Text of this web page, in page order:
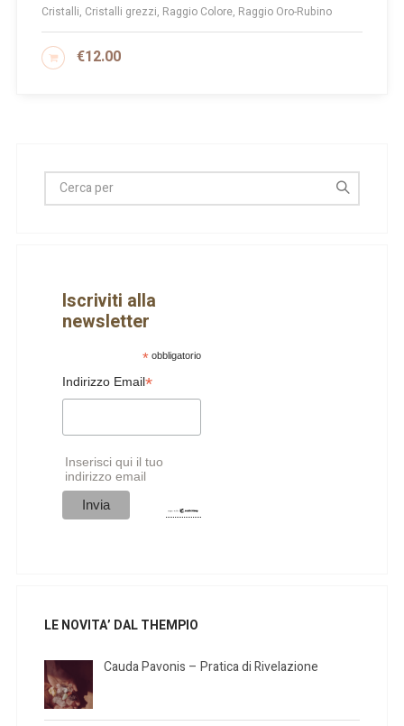
Cristalli, Cristalli grezzi, Raggio Colore, Raggio Oro-Rubino
€12.00
AGGIUNGI AL CARRELLO
Iscriviti alla
newsletter
*obbligatorio
Indirizzo Email*
Inserisci qui il tuo
indirizzo email
LE NOVITA’ DAL THEMPIO
Cauda Pavonis – Pratica di Rivelazione